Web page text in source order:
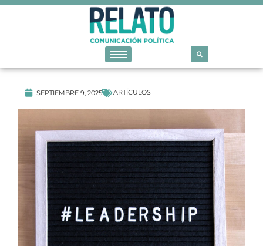
SEPTIEMBRE 9, 2025 ARTÍCULOS